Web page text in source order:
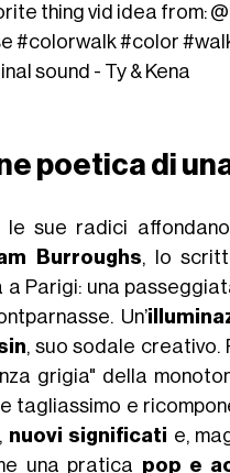
thing vid idea from:
#colorwalk#color
sound - Ty & Kena
poetica di
le sue radici
Burroughs, lo
a Parigi: una
Un’
, suo sodale creativo.
grigia" della
tagliassimo e
, nuovi significati e,
una pratica pop e